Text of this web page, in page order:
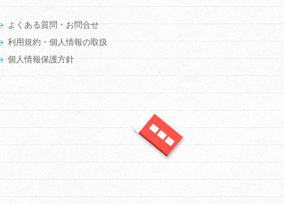
よくある質問・お問合せ
利用規約・個人情報の取扱
個人情報保護方針